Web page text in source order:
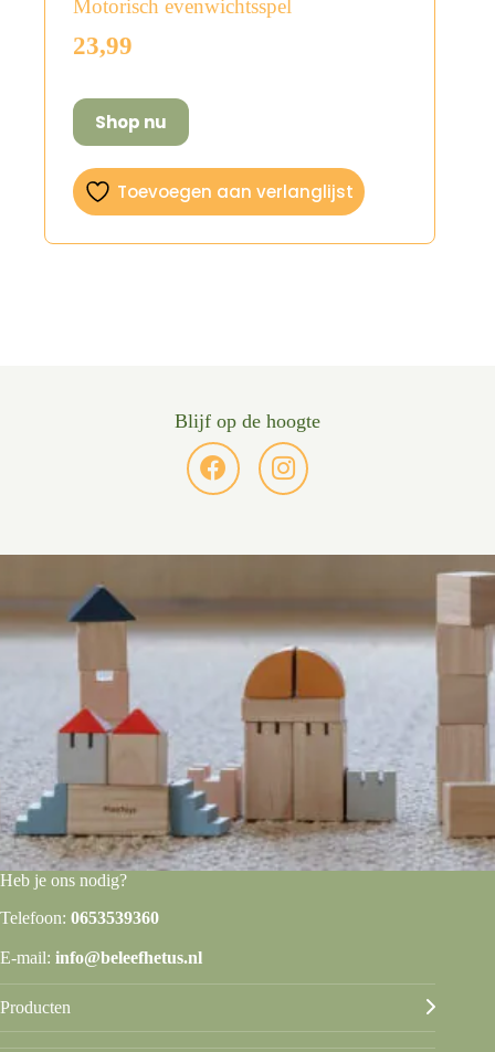
Motorisch evenwichtsspel
23,99
Shop nu
Toevoegen aan verlanglijst
Blijf op de hoogte
Heb je ons nodig?
Telefoon: 0653539360
E-mail: info@beleefhetus.nl
Producten